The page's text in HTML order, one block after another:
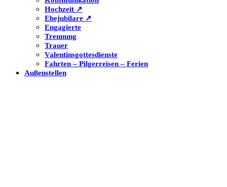
Hochzeit ↗
Ehejubilare ↗
Engagierte
Trennung
Trauer
Valentinsgottesdienste
Fahrten – Pilgerreisen – Ferien
Außenstellen